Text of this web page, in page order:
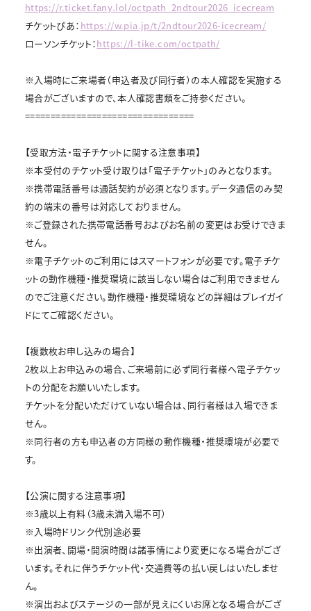
https://r.ticket.fany.lol/octpath_2ndtour2026_icecream
チケットぴあ： https://w.pia.jp/t/2ndtour2026-icecream/
ローソンチケット：https://l-tike.com/octpath/
※入場時にご来場者（申込者及び同行者）の本人確認を実施する
場合がございますので、本人確認書類をご持参ください。
=================================
【受取方法・電子チケットに関する注意事項】
※本受付のチケット受け取りは「電子チケット」のみとなります。
※携帯電話番号は通話契約が必須となります。データ通信のみ契
約の端末の番号は対応しておりません。
※ご登録された携帯電話番号およびお名前の変更はお受けできま
せん。
※電子チケットのご利用にはスマートフォンが必要です。電子チケ
ットの動作機種・推奨環境に該当しない場合はご利用できません
のでご注意ください。動作機種・推奨環境などの詳細はプレイガイ
ドにてご確認ください。
【複数枚お申し込みの場合】
2枚以上お申込みの場合、ご来場前に必ず同行者様へ電子チケッ
トの分配をお願いいたします。
チケットを分配いただけていない場合は、同行者様は入場できま
せん。
※同行者の方も申込者の方同様の動作機種・推奨環境が必要で
す。
【公演に関する注意事項】
※3歳以上有料（3歳未満入場不可）
※入場時ドリンク代別途必要
※出演者、開場・開演時間は諸事情により変更になる場合がござ
います。それに伴うチケット代・交通費等の払い戻しはいたしませ
ん。
※演出およびステージの一部が見えにくいお席となる場合がござ